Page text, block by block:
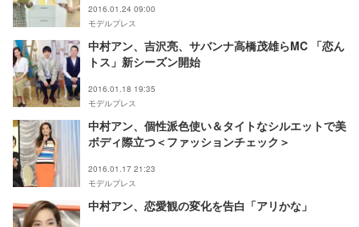
2016.01.24 09:00
モデルプレス
中村アン、吉沢亮、サバンナ高橋茂雄らMC 「恋ん
トス」新シーズン開始
2016.01.18 19:35
モデルプレス
中村アン、個性派色使い＆タイトなシルエットで美
ボディ際立つ＜ファッションチェック＞
2016.01.17 21:23
モデルプレス
中村アン、恋愛観の変化を告白「アリかな」